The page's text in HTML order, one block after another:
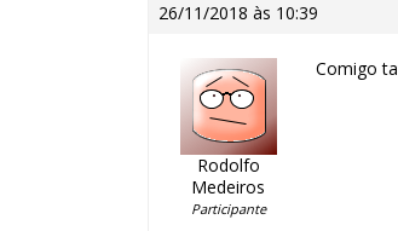
26/11/2018 às 10:39
Rodolfo
Medeiros
Participante
Comigo